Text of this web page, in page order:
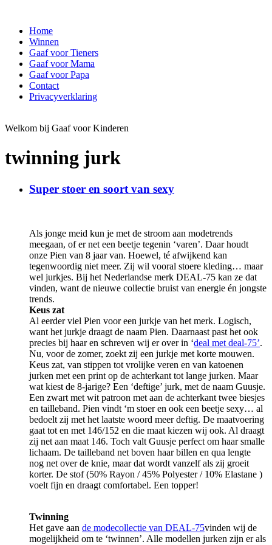
Home
Winnen
Gaaf voor Tieners
Gaaf voor Mama
Gaaf voor Papa
Contact
Privacyverklaring
Welkom bij Gaaf voor Kinderen
twinning jurk
Super stoer en soort van sexy
Als jonge meid kun je met de stroom aan modetrends
meegaan, of er net een beetje tegenin ‘varen’. Daar houdt
onze Pien van 8 jaar van. Hoewel, té afwijkend kan
tegenwoordig niet meer. Zij wil vooral stoere kleding… maar
wel jurkjes. Bij het Nederlandse merk DEAL-75 kan ze dat
vinden, want de nieuwe collectie bruist van energie én jongste
trends.
Keus zat
Al eerder viel Pien voor een jurkje van het merk. Logisch,
want het jurkje draagt de naam Pien. Daarnaast past het ook
precies bij haar en schreven wij er over in ‘deal met deal-75’.
Nu, voor de zomer, zoekt zij een jurkje met korte mouwen.
Keus zat, van stippen tot vrolijke veren en van katoenen
jurken met een print op de achterkant tot lange jurken. Maar
wat kiest de 8-jarige? Een ‘deftige’ jurk, met de naam Guusje.
Een zwart met wit patroon met aan de achterkant twee biesjes
en tailleband. Pien vindt ‘m stoer en ook een beetje sexy… al
bedoelt zij met het laatste woord meer deftig. De maatvoering
gaat tot en met 146/152 en die maat kiezen wij ook. Al draagt
zij net aan maat 146. Toch valt Guusje perfect om haar smalle
lichaam. De tailleband net boven haar billen en qua lengte
nog net over de knie, maar dat wordt vanzelf als zij groeit
korter. De stof (50% Rayon / 45% Polyester / 10% Elastane )
voelt fijn en draagt comfortabel. Een topper!
Twinning
Het gave aan de modecollectie van DEAL-75vinden wij de
mogelijkheid om te ‘twinnen’. Alle modellen jurken zijn er als